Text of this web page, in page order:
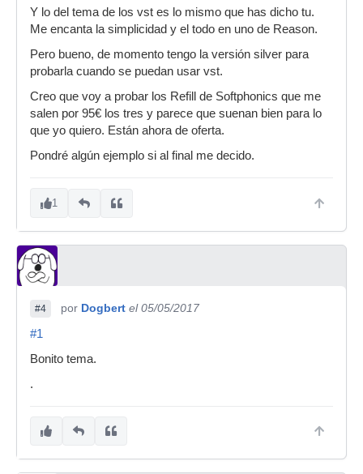
Y lo del tema de los vst es lo mismo que has dicho tu.
Me encanta la simplicidad y el todo en uno de Reason.
Pero bueno, de momento tengo la versión silver para
probarla cuando se puedan usar vst.
Creo que voy a probar los Refill de Softphonics que me
salen por 95€ los tres y parece que suenan bien para lo
que yo quiero. Están ahora de oferta.
Pondré algún ejemplo si al final me decido.
1
#4 por Dogbert el 05/05/2017
#1
Bonito tema.
.